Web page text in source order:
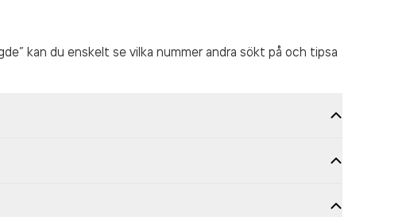
kan du enskelt se vilka nummer andra sökt på och tipsa